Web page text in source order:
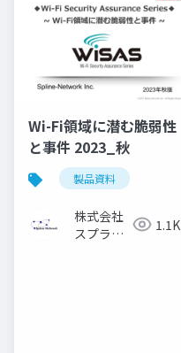
Wi-Fi領域に潜む脆弱性
と事件 2023_秋
製品資料
株式会社
スプライ
1.1K